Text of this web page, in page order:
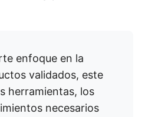
enfoque en la
validados, este
herramientas, los
necesarios